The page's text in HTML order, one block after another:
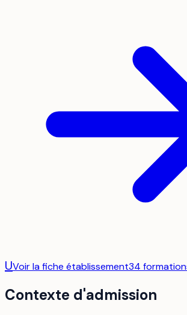
UVoir la fiche établissement34 formation
Contexte d'admission